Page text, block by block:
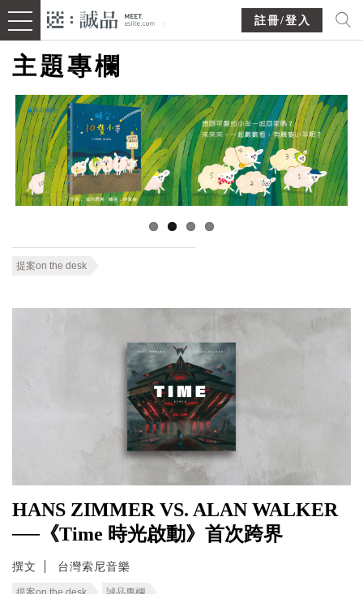
註冊/登入
主題專欄
提案on the desk
HANS ZIMMER VS. ALAN WALKER
──《Time 時光啟動》首次跨界
撰文 台灣索尼音樂